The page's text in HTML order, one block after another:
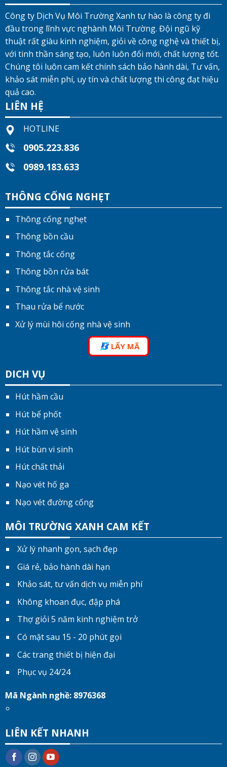
Công ty Dịch Vụ Môi Trường Xanh tự hào là công ty đi
đầu trong lĩnh vực nghành Môi Trường. Đội ngũ kỹ
thuật rất giàu kinh nghiệm, giỏi về công nghệ và thiết bị,
với tinh thần sáng tạo, luôn luôn đổi mới, chất lượng tốt.
Chúng tôi luôn cam kết chính sách bảo hành dài, Tư vấn,
khảo sát miễn phí, uy tín và chất lượng thi công đạt hiệu
quả cao.
LIÊN HỆ
HOTLINE
0905.223.836
0989.183.633
THÔNG CỐNG NGHẸT
Thông cống nghẹt
Thông bồn cầu
Thông tắc cống
Thông bồn rửa bát
Thông tắc nhà vệ sinh
Thau rửa bể nước
Xử lý mùi hôi cống nhà vệ sinh
LẤY MÃ
DICH VỤ
Hút hầm cầu
Hút bể phốt
Hút hầm vệ sinh
Hút bùn vi sinh
Hút chất thải
Nạo vét hố ga
Nạo vét đường cống
MÔI TRƯỜNG XANH CAM KẾT
Xử lý nhanh gọn, sạch đẹp
Giá rẻ, bảo hành dài hạn
Khảo sát, tư vấn dịch vụ miễn phí
Không khoan đục, đập phá
Thợ giỏi 5 năm kinh nghiệm trở
Có mặt sau 15 - 20 phút gọi
Các trang thiết bị hiện đại
Phục vụ 24/24
Mã Ngành nghề: 8976368
LIÊN KẾT NHANH